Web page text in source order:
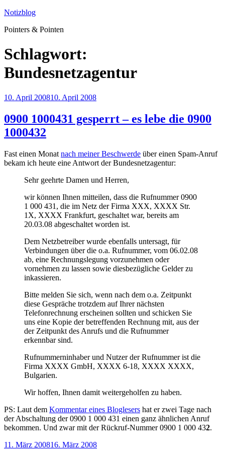
Zum
springen
Notizblog
Pointers & Pointen
Schlagwort:
Bundesnetzagentur
Veröffentlicht
10. April 200810. April 2008
0900 1000431 gesperrt – es lebe die 0900
1000432
Fast einen Monat nach meiner Beschwerde über einen Spam-Anruf
bekam ich heute eine Antwort der Bundesnetzagentur:
Sehr geehrte Damen und Herren,
wir können Ihnen mitteilen, dass die Rufnummer 0900
1 000 431, die im Netz der Firma XXX, XXXX Str.
1X, XXXX Frankfurt, geschaltet war, bereits am
20.03.08 abgeschaltet worden ist.
Dem Netzbetreiber wurde ebenfalls untersagt, für
Verbindungen über die o.a. Rufnummer, vom 06.02.08
ab, eine Rechnungslegung vorzunehmen oder
vornehmen zu lassen sowie diesbezügliche Gelder zu
inkassieren.
Bitte melden Sie sich, wenn nach dem o.a. Zeitpunkt
diese Gespräche trotzdem auf Ihrer nächsten
Telefonrechnung erscheinen sollten und schicken Sie
uns eine Kopie der betreffenden Rechnung mit, aus der
der Zeitpunkt des Anrufs und die Rufnummer
erkennbar sind.
Rufnummerninhaber und Nutzer der Rufnummer ist die
Firma XXXX GmbH, XXXX 6-18, XXXX XXXX,
Bulgarien.
Wir hoffen, Ihnen damit weitergeholfen zu haben.
PS: Laut dem Kommentar eines Bloglesers hat er zwei Tage nach
der Abschaltung der 0900 1 000 431 einen ganz ähnlichen Anruf
bekommen. Und zwar mit der Rückruf-Nummer 0900 1 000 432.
Veröffentlicht
11. März 200816. März 2008